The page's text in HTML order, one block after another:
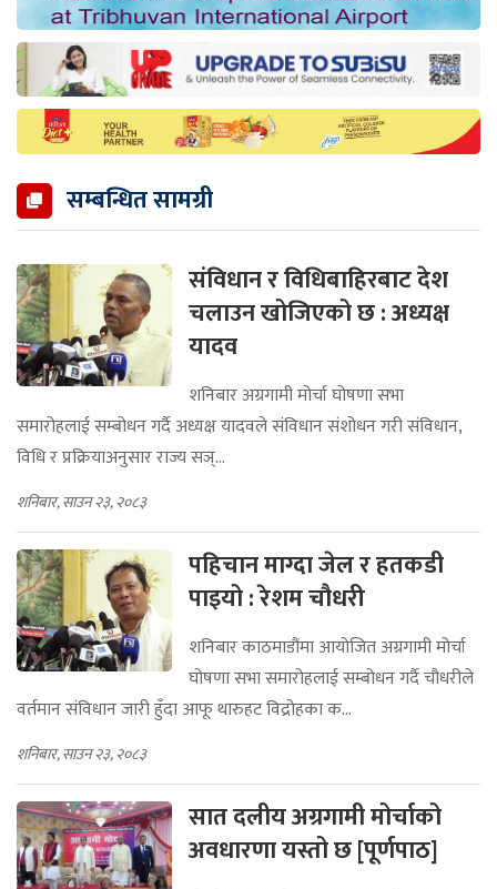
सम्बन्धित सामग्री
संविधान र विधिबाहिरबाट देश
चलाउन खोजिएको छ : अध्यक्ष
यादव
शनिबार अग्रगामी मोर्चा घोषणा सभा
समारोहलाई सम्बोधन गर्दै अध्यक्ष यादवले संविधान संशोधन गरी संविधान,
विधि र प्रक्रियाअनुसार राज्य सञ्...
शनिबार, साउन २३, २०८३
पहिचान माग्दा जेल र हतकडी
पाइयो : रेशम चौधरी
शनिबार काठमाडौंमा आयोजित अग्रगामी मोर्चा
घोषणा सभा समारोहलाई सम्बोधन गर्दै चौधरीले
वर्तमान संविधान जारी हुँदा आफू थारुहट विद्रोहका क...
शनिबार, साउन २३, २०८३
सात दलीय अग्रगामी मोर्चाको
अवधारणा यस्तो छ [पूर्णपाठ]